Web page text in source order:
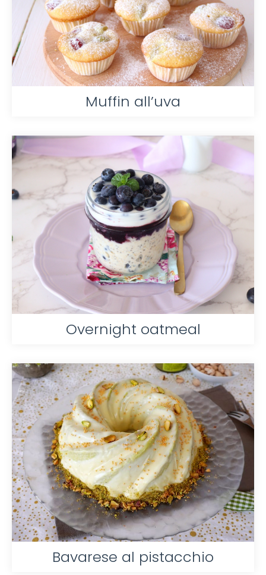
Muffin all’uva
Overnight oatmeal
Bavarese al pistacchio